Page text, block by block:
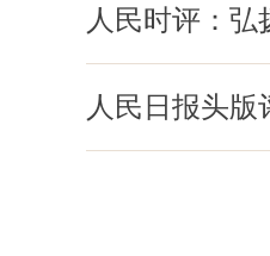
人民时评：弘
人民日报头